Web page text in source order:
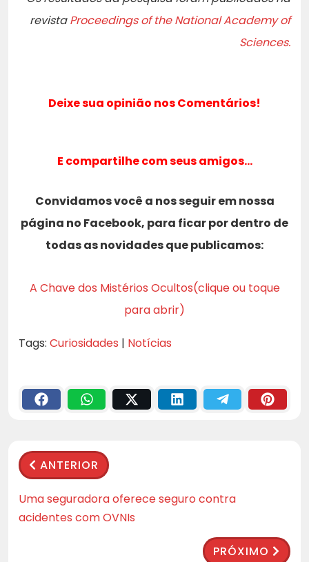
revistaProceedings of the National Academy of
Sciences.
Deixe sua opinião nos Comentários!
E compartilhe com seus amigos…
Convidamos você a nos seguir em nossa
página no Facebook, para ficar por dentro de
todas as novidades que publicamos:
A Chave dos Mistérios Ocultos(clique ou toque
para abrir)
Tags: Curiosidades | Notícias
ANTERIOR
Uma seguradora oferece seguro contra
acidentes com OVNIs
PRÓXIMO